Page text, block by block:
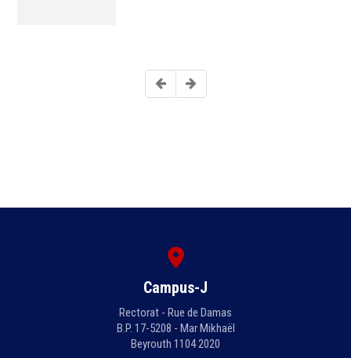
Campus-J
Rectorat - Rue de Damas
B.P. 17-5208 - Mar Mikhaël
Beyrouth 1104 2020